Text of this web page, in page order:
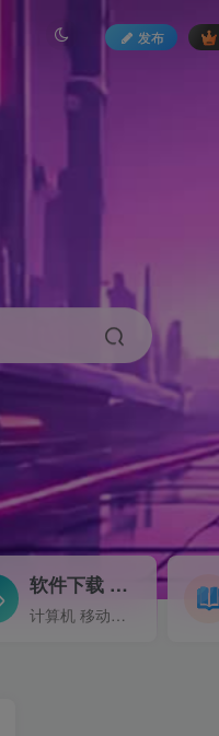
发布
软件下载GO
计算机 移动设备 软件下载....